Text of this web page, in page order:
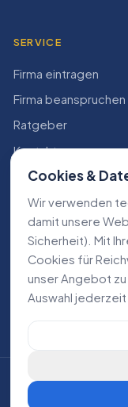
SERVICE
Firma eintragen
Firma beanspruchen
Ratgeber
Kontakt
Konto
RECHTLICHES
Impressum
Datenschutz
AGB
©2026Lokale
Cookies &
Wir verwenden
damit unsere
Sicherheit). Mit
Cookies für
unser Angebot
Auswahl jederzeit